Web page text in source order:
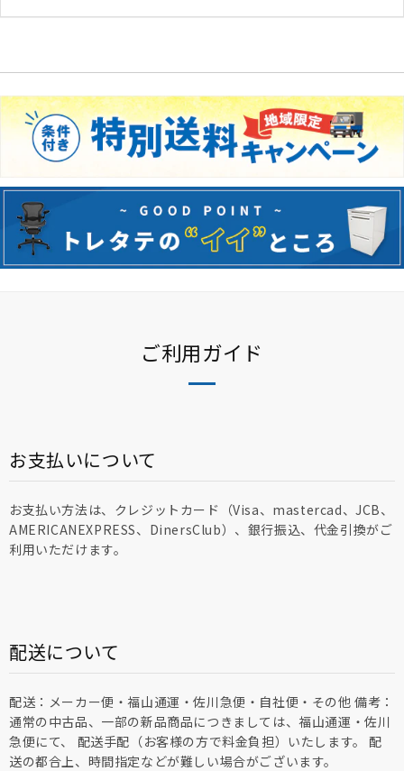
その他メーカー
ご利用ガイド
お支払いについて
お支払い方法は、クレジットカード（Visa、mastercad、JCB、
AMERICANEXPRESS、DinersClub）、銀行振込、代金引換がご
利用いただけます。
配送について
配送：メーカー便・福山通運・佐川急便・自社便・その他 備考：
通常の中古品、一部の新品商品につきましては、福山通運・佐川
急便にて、 配送手配（お客様の方で料金負担）いたします。 配
送の都合上、時間指定などが難しい場合がございます。